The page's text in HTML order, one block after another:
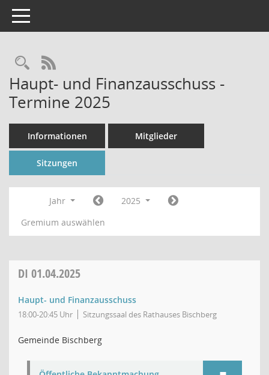
Toggle navigation
Rechercheauswahl
RSS-Feed
Haupt- und Finanzausschuss -
Termine 2025
Informationen Mitglieder
Sitzungen
Jahr
2025
Gremium auswählen
DI 01.04.2025
Haupt- und Finanzausschuss
18:00-20:45 Uhr Sitzungssaal des Rathauses Bischberg
Gemeinde Bischberg